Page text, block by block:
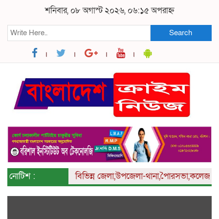
শনিবার, ০৮ অগাস্ট ২০২৬, ০৬:১৫ অপরাহ্ন
Search
নোটিশ : বিভিন্নজেলা,উপজেলা-থানা,পৈারসভা,কলেজ ও